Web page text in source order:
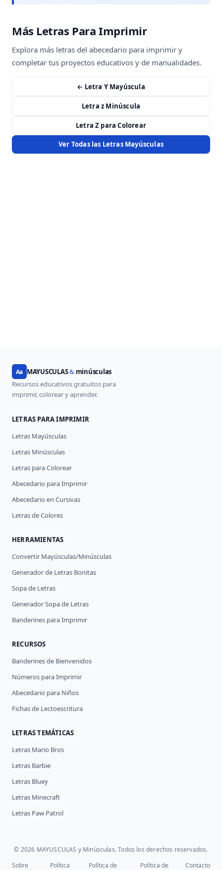
Más Letras Para Imprimir
Explora más letras del abecedario para imprimir y
completar tus proyectos educativos y de manualidades.
← Letra Y Mayúscula
Letra z Minúscula
Letra Z para Colorear
Ver Todas las Letras Mayúsculas
Aa MAYUSCULAS& minúsculas
Recursos educativos gratuitos para
imprimir, colorear y aprender.
LETRAS PARA IMPRIMIR
Letras Mayúsculas
Letras Minúsculas
Letras para Colorear
Abecedario para Imprimir
Abecedario en Cursivas
Letras de Colores
HERRAMIENTAS
Convertir Mayúsculas/Minúsculas
Generador de Letras Bonitas
Sopa de Letras
Generador Sopa de Letras
Banderines para Imprimir
RECURSOS
Banderines de Bienvenidos
Números para Imprimir
Abecedario para Niños
Fichas de Lectoescritura
LETRAS TEMÁTICAS
Letras Mario Bros
Letras Barbie
Letras Bluey
Letras Minecraft
Letras Paw Patrol
© 2026 MAYUSCULAS y Minúsculas. Todos los derechos reservados.
Sobre
Política Política de Política de Contacto